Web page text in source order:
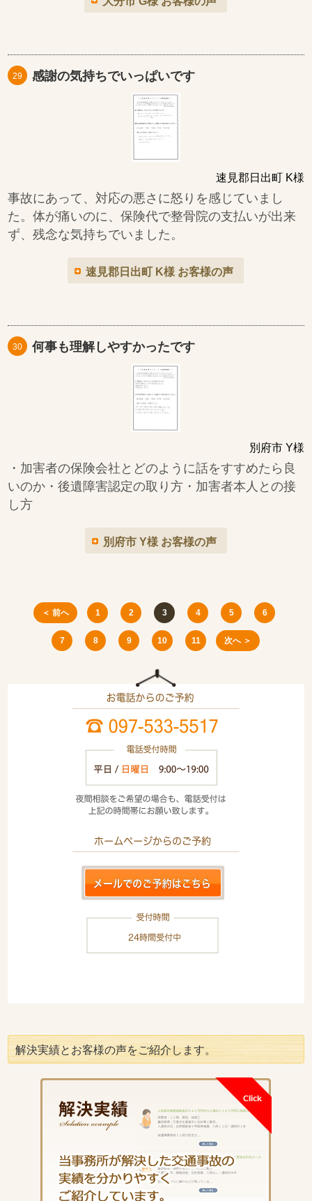
感謝の気持ちでいっぱいです
29
速見郡日出町 K様
事故にあって、対応の悪さに怒りを感じていまし
た。体が痛いのに、保険代で整骨院の支払いが出来
ず、残念な気持ちでいました。
速見郡日出町 K様 お客様の声
何事も理解しやすかったです
30
別府市 Y様
・加害者の保険会社とどのように話をすすめたら良
いのか・後遺障害認定の取り方・加害者本人との接
し方
別府市 Y様 お客様の声
＜ 前へ 1 2 3 4 5 6
7 8 9 10 11 次へ ＞
解決実績とお客様の声をご紹介します。